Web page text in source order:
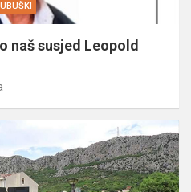
naš susjed Leopold